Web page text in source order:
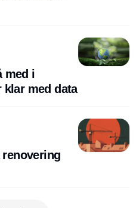
med i
klar med data